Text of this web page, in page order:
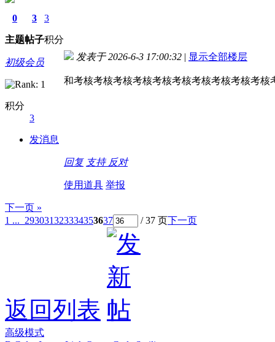
0
主题
3
帖子
3
积分
初级会员
积分
3
发消息
发表于 2026-6-3 17:00:32 | 显示全部楼层
和考核考核考核考核考核考核考核考核考核考核
回复 支持 反对
使用道具 举报
下一页 »
1 ... 293031323334353637 / 37 页下一页
返回列表
高级模式